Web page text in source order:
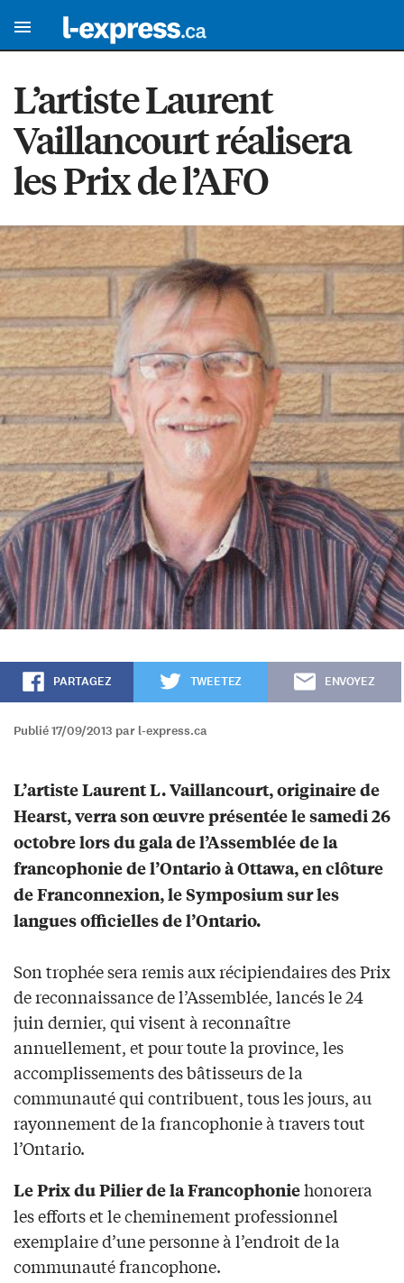
L’artiste Laurent
Vaillancourt réalisera
les Prix de l’AFO
PARTAGEZ TWEETEZ ENVOYEZ
Publié 17/09/2013 par l-express.ca
L’artiste Laurent L. Vaillancourt, originaire de
Hearst, verra son œuvre présentée le samedi 26
octobre lors du gala de l’Assemblée de la
francophonie de l’Ontario à Ottawa, en clôture
de Franconnexion, le Symposium sur les
langues officielles de l’Ontario.
Son trophée sera remis aux récipiendaires des Prix
de reconnaissance de l’Assemblée, lancés le 24
juin dernier, qui visent à reconnaître
annuellement, et pour toute la province, les
accomplissements des bâtisseurs de la
communauté qui contribuent, tous les jours, au
rayonnement de la francophonie à travers tout
l’Ontario.
Le Prix du Pilier de la Francophoniehonorera
les efforts et le cheminement professionnel
exemplaire d’une personne à l’endroit de la
communauté francophone.